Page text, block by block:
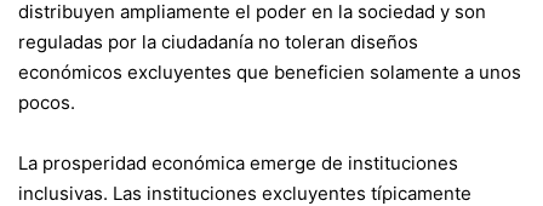
distribuyen ampliamente el poder en la sociedad y son
reguladas por la ciudadanía no toleran diseños
económicos excluyentes que beneficien solamente a unos
pocos.
La prosperidad económica emerge de instituciones
inclusivas. Las instituciones excluyentes típicamente